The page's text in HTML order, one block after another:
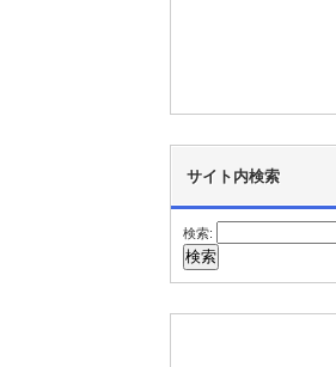
サイト内検索
検索: